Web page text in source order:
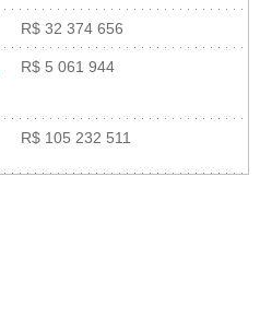
R$ 32 374 656
R$ 5 061 944
R$ 105 232 511